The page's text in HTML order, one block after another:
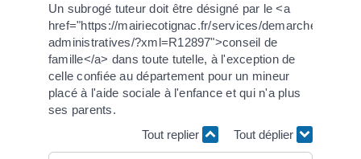
Un subrogé tuteur doit être désigné par le <a
href="https://mairiecotignac.fr/services/demarches-
administratives/?xml=R12897">conseil de
famille</a> dans toute tutelle, à l'exception de
celle confiée au département pour un mineur
placé à l'aide sociale à l'enfance et qui n'a plus
ses parents.
Tout replier
Tout déplier